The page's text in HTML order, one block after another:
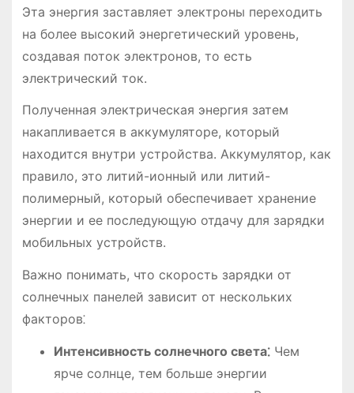
Эта энергия заставляет электроны переходить
на более высокий энергетический уровень,
создавая поток электронов, то есть
электрический ток.
Полученная электрическая энергия затем
накапливается в аккумуляторе, который
находится внутри устройства. Аккумулятор, как
правило, это литий-ионный или литий-
полимерный, который обеспечивает хранение
энергии и ее последующую отдачу для зарядки
мобильных устройств.
Важно понимать, что скорость зарядки от
солнечных панелей зависит от нескольких
факторов⁚
Интенсивность солнечного света⁚Чем
ярче солнце, тем больше энергии